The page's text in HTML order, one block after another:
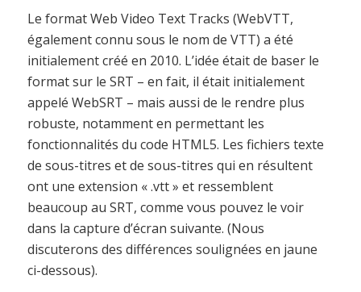
Le format Web Video Text Tracks (WebVTT,
également connu sous le nom de VTT) a été
initialement créé en 2010. L’idée était de baser le
format sur le SRT – en fait, il était initialement
appelé WebSRT – mais aussi de le rendre plus
robuste, notamment en permettant les
fonctionnalités du code HTML5. Les fichiers texte
de sous-titres et de sous-titres qui en résultent
ont une extension « .vtt » et ressemblent
beaucoup au SRT, comme vous pouvez le voir
dans la capture d’écran suivante. (Nous
discuterons des différences soulignées en jaune
ci-dessous).